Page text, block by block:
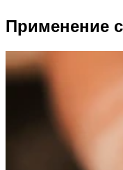
Применение